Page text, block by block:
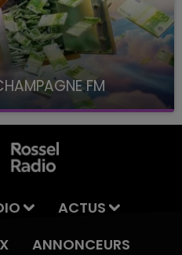
FM
FM, à 8H10
ACTUS
ANNONCEURS